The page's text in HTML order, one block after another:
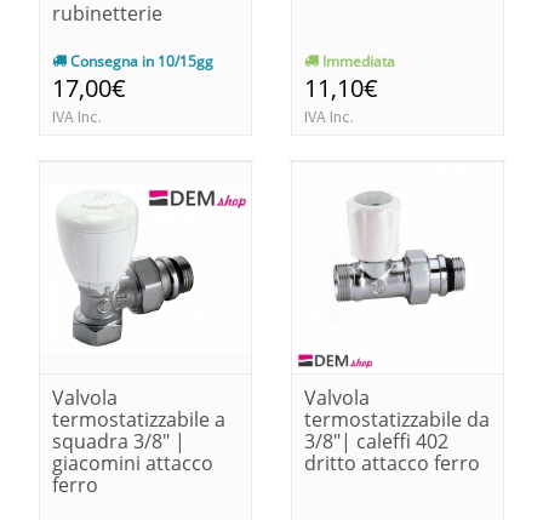
rubinetterie
Consegna in 10/15gg
17,00€
IVA Inc.
Immediata
11,10€
IVA Inc.
Valvola
termostatizzabile a
squadra 3/8" |
giacomini attacco
ferro
Valvola
termostatizzabile da
3/8"| caleffi 402
dritto attacco ferro